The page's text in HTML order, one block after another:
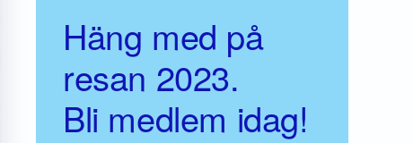
Häng med på
resan 2023.
Bli medlem idag!